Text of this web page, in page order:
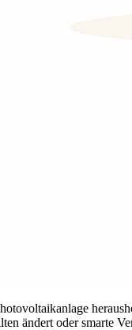
ändert oder smarte